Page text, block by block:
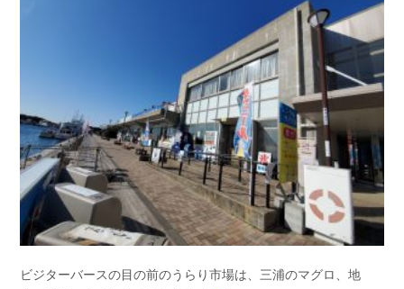
ビジターバースの目の前のうらり市場は、三浦のマグロ、地